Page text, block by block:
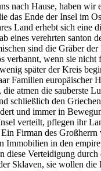
nach Hause, haben wir
das Ende der Insel im
Land erhebt sich eine
eines verehrten santon
sind die Gräber der
verbannt, wenn sie
später der Kreis
Familien europäischer
atmen die sauberste
schließlich den
und immer in
verteilt, pflegen ihr
Firman des Großherrn
Immobilien in den
diese Verteidigung
Sklaven, sie wollen die